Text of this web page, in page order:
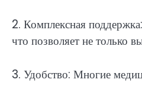
2. Комплексная
что позволяет не только
3. Удобство: Многие